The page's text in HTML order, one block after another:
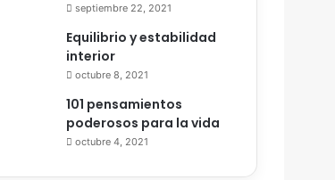
septiembre 22, 2021
Equilibrio y estabilidad
interior
octubre 8, 2021
101 pensamientos
poderosos para la vida
octubre 4, 2021